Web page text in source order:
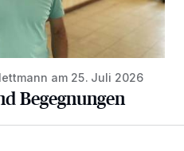
am 25. Juli 2026
Begegnungen